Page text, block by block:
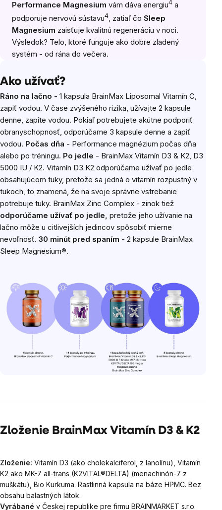
Performance Magnesium vám dáva energiu4 a
podporuje nervovú sústavu4 , zatiaľ čo Sleep
Magnesium zaisťuje kvalitnú regeneráciu v noci.
Výsledok? Telo, ktoré funguje ako dobre zladený
systém - od rána do večera.
Ako užívať?
Ráno na lačno - 1 kapsula BrainMax Liposomal Vitamín C,
zapiť vodou. V čase zvýšeného rizika, užívajte 2 kapsule
denne, zapite vodou. Pokiaľ potrebujete akútne podporiť
obranyschopnosť, odporúčame 3 kapsule denne a zapiť
vodou. Počas dňa - Performance magnézium počas dňa
alebo po tréningu. Po jedle - BrainMax Vitamín D3 & K2, D3
5000 IU / K2. Vitamín D3 K2 odporúčame užívať po jedle
obsahujúcom tuky, pretože sa jedná o vitamín rozpustný v
tukoch, to znamená, že na svoje správne vstrebanie
potrebuje tuky. BrainMax Zinc Complex - zinok tiež
odporúčame užívať po jedle, pretože jeho užívanie na
lačno môže u citlivejších jedincov spôsobiť mierne
nevoľnosť. 30 minút pred spaním - 2 kapsule BrainMax
Sleep Magnesium®.
Zloženie BrainMax Vitamín D3 & K2
Zloženie: Vitamín D3 (ako cholekalciferol, z lanolínu), Vitamín
K2 ako MK-7 all-trans (K2VITAL®DELTA) (menachinón-7 z
muškátu), Bio Kurkuma. Rastlinná kapsula na báze HPMC. Bez
obsahu balastných látok.
Vyrábané v Českej republike pre firmu BRAINMARKET s.r.o.